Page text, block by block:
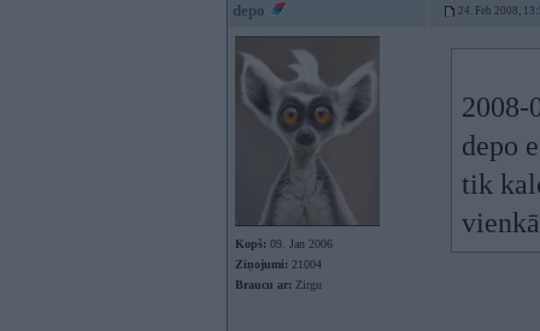
depo 24. Feb 2008,
Kopš: 09. Jan 2006
Ziņojumi: 21004
Braucu ar: Zirgu
2008-
depo
tik